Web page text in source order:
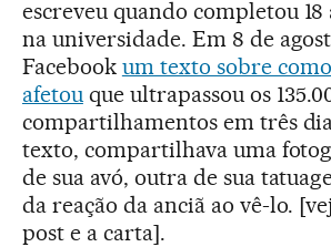
escreveu quando completou
na universidade. Em 8 de
Facebook um texto sobre
afetouque ultrapassou os
compartilhamentos em três
texto, compartilhava uma
de sua avó, outra de sua
da reação da anciã ao vê-lo.
post e a carta].